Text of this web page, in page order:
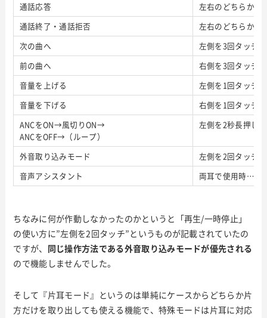
通話応答
左右のどちらかを
通話終了・通話拒否
左右のどちらかを
次の曲へ
左側を3回タッチ
前の曲へ
右側を3回タッチ
音量を上げる
左側を1回タッチ
音量を下げる
右側を1回タッチ
ANCをON→風切りON→
ANCをOFF→（ループ）
左側を2秒長押し
外音取り込みモード
左側を2回タッチ
音声アシスタント
両耳で使用時…右
ちなみに何が作動しなかったのかというと「再生/一時停止」
の使い方に”左側を2回タッチ”というものが記載されていたの
ですが、 同じ操作方法である外音取り込みモードが優先される
ので機能しませんでした。
そして『片耳モード』というのは単純にケースからどちらか片
方だけを取り出しても使える機能で、特殊モードは片耳に対応